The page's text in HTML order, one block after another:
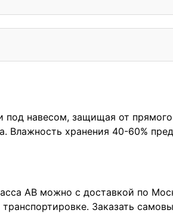
навесом, защищая от
хранения 40-60%
АВ можно с доставкой по
Заказать